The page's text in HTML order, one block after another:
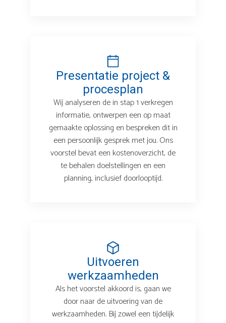
Presentatie project &
procesplan
Wij analyseren de in stap 1 verkregen
informatie, ontwerpen een op maat
gemaakte oplossing en bespreken dit in
een persoonlijk gesprek met jou. Ons
voorstel bevat een kostenoverzicht, de
te behalen doelstellingen en een
planning, inclusief doorlooptijd.
Uitvoeren
werkzaamheden
Als het voorstel akkoord is, gaan we
door naar de uitvoering van de
werkzaamheden. Bij zowel een tijdelijk